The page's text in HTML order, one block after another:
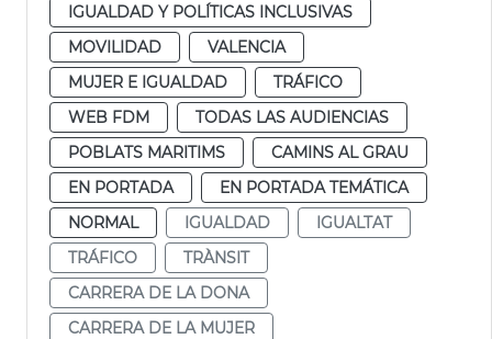
IGUALDAD Y POLÍTICAS INCLUSIVAS
MOVILIDAD
VALENCIA
MUJER E IGUALDAD
TRÁFICO
WEB FDM
TODAS LAS AUDIENCIAS
POBLATS MARITIMS
CAMINS AL GRAU
EN PORTADA
EN PORTADA TEMÁTICA
NORMAL
IGUALDAD
IGUALTAT
TRÁFICO
TRÀNSIT
CARRERA DE LA DONA
CARRERA DE LA MUJER